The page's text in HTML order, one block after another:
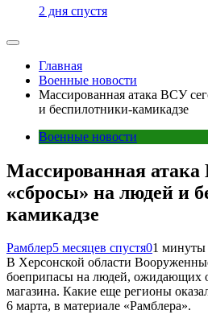
2 дня спустя
Главная
Военные новости
Массированная атака ВСУ
и беспилотники-камикадзе
Военные новости
Массированная атака
«сбросы» на людей и
камикадзе
Рамблер5 месяцев спустя01 минуты
В Херсонской области
боеприпасы на людей, ожидающих
магазина. Какие еще регионы
6 марта, в материале «Рамблера».